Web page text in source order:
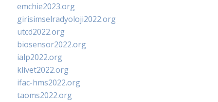
emchie2023.org
girisimselradyoloji2022.org
utcd2022.org
biosensor2022.org
ialp2022.org
klivet2022.org
ifac-hms2022.org
taoms2022.org